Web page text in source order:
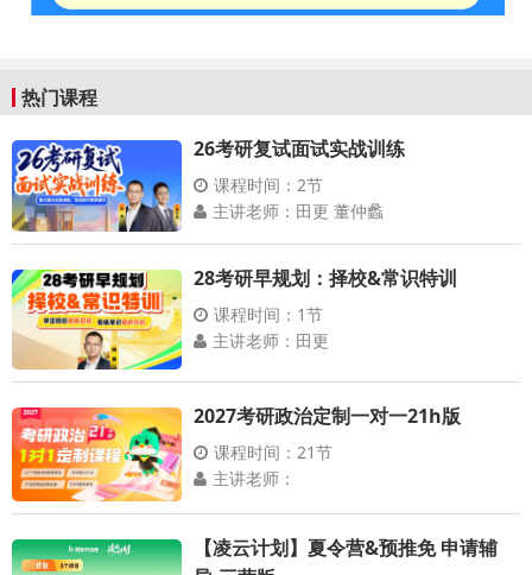
热门课程
26考研复试面试实战训练
课程时间：2节
主讲老师：田更 董仲蠡
28考研早规划：择校&常识特训
课程时间：1节
主讲老师：田更
2027考研政治定制一对一21h版
课程时间：21节
主讲老师：
【凌云计划】夏令营&预推免 申请辅